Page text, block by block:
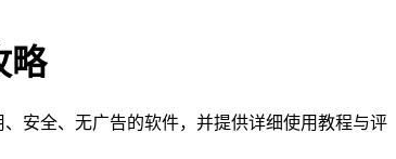
略
安全、无广告的软件，并提供详细使用教程与评